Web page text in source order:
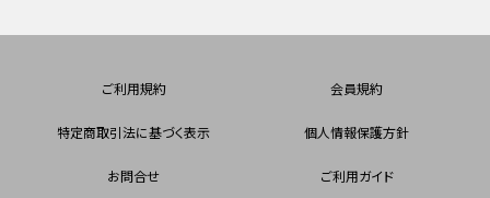
ご利用規約 会員規約
特定商取引法に基づく表示 個人情報保護方針
お問合せ ご利用ガイド